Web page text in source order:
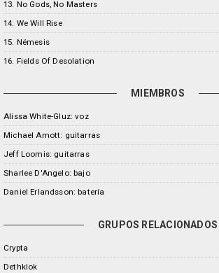
13. No Gods, No Masters
14. We Will Rise
15. Némesis
16. Fields Of Desolation
MIEMBROS
Alissa White-Gluz: voz
Michael Amott: guitarras
Jeff Loomis: guitarras
Sharlee D'Angelo: bajo
Daniel Erlandsson: batería
GRUPOS RELACIONADOS
Crypta
Dethklok